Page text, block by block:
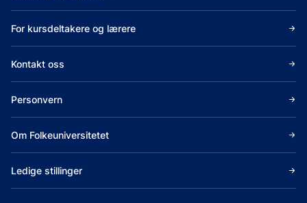
For kursdeltakere og lærere
Kontakt oss
Personvern
Om Folkeuniversitetet
Ledige stillinger